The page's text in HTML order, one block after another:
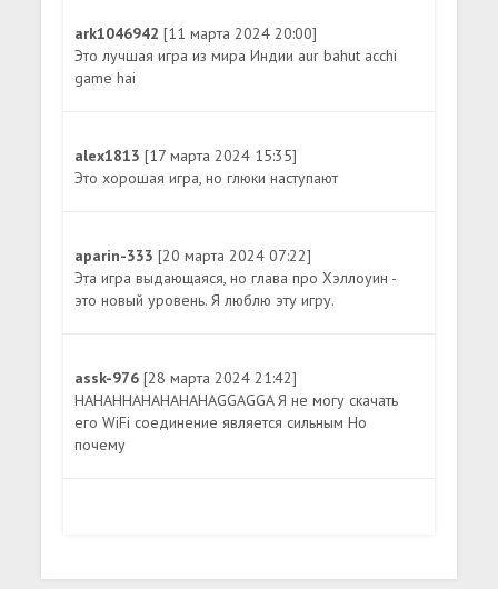
ark1046942[11 марта 2024 20:00]
Это лучшая игра из мира Индии aur bahut acchi
game hai
alex1813[17 марта 2024 15:35]
Это хорошая игра, но глюки наступают
aparin-333[20 марта 2024 07:22]
Эта игра выдающаяся, но глава про Хэллоуин -
это новый уровень. Я люблю эту игру.
assk-976[28 марта 2024 21:42]
HAHAHHAHAHAHAHAGGAGGA Я не могу скачать
его WiFi соединение является сильным Но
почему